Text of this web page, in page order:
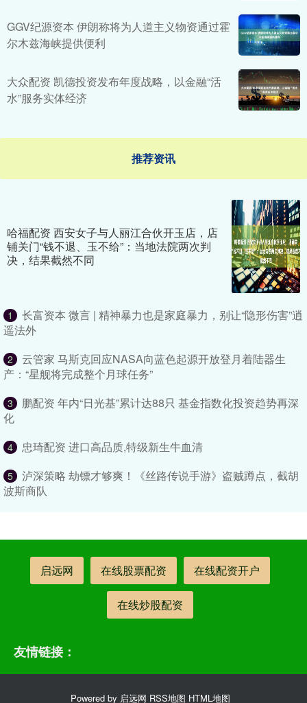
GGV纪源资本 伊朗称将为人道主义物资通过霍
尔木兹海峡提供便利
大众配资 凯德投资发布年度战略，以金融“活
水”服务实体经济
推荐资讯
哈福配资 西安女子与人丽江合伙开玉店，店
铺关门“钱不退、玉不给”：当地法院两次判
决，结果截然不同
1
长富资本 微言 | 精神暴力也是家庭暴力，别让“隐形伤害”逍
遥法外
2
云管家 马斯克回应NASA向蓝色起源开放登月着陆器生
产：“星舰将完成整个月球任务”
3
鹏配资 年内“日光基”累计达88只 基金指数化投资趋势再深
化
4 忠琦配资 进口高品质,特级新生牛血清
5
泸深策略 劫镖才够爽！《丝路传说手游》盗贼蹲点，截胡
波斯商队
启远网 在线股票配资 在线配资开户
在线炒股配资
友情链接：
Powered by 启远网 RSS地图 HTML地图